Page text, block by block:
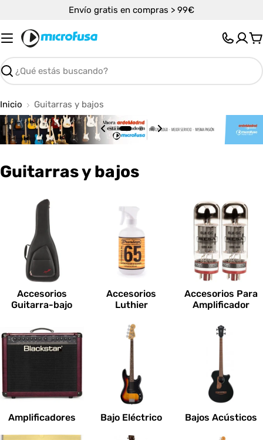
contenido
Envío gratis en compras > 99€
Buscar
Inicio Guitarras y bajos
C
e
s
:
Guitarras y bajos
Accesorios
Guitarra-bajo
Accesorios
Luthier
Accesorios Para
Amplificador
Amplificadores Bajo Eléctrico Bajos Acústicos